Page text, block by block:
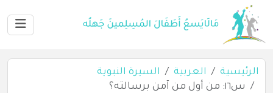
الرئيسية العربية
السيرة النبوية
س١٦: من أول من آمن برسالته؟